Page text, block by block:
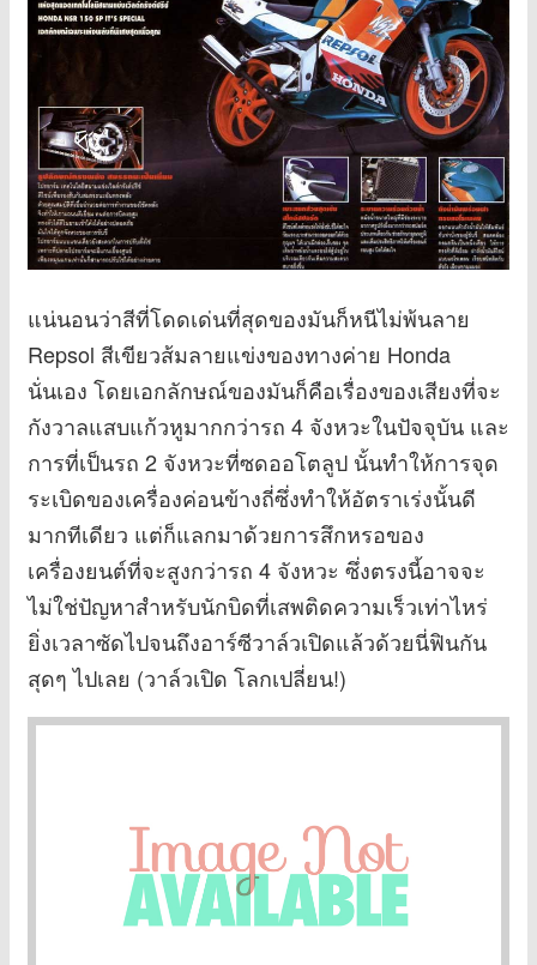
แน่นอนว่าสีที่โดดเด่นที่สุดของมันก็หนีไม่พ้นลาย
Repsol สีเขียวส้มลายแข่งของทางค่าย Honda
นั่นเอง โดยเอกลักษณ์ของมันก็คือเรื่องของเสียงที่จะ
กังวาลแสบแก้วหูมากกว่ารถ 4 จังหวะในปัจจุบัน และ
การที่เป็นรถ 2 จังหวะที่ซดออโตลูป นั้นทำให้การจุด
ระเบิดของเครื่องค่อนข้างถี่ซึ่งทำให้อัตราเร่งนั้นดี
มากทีเดียว แต่ก็แลกมาด้วยการสึกหรอของ
เครื่องยนต์ที่จะสูงกว่ารถ 4 จังหวะ ซึ่งตรงนี้อาจจะ
ไม่ใช่ปัญหาสำหรับนักบิดที่เสพติดความเร็วเท่าไหร่
ยิ่งเวลาซัดไปจนถึงอาร์ซีวาล์วเปิดแล้วด้วยนี่ฟินกัน
สุดๆ ไปเลย (วาล์วเปิด โลกเปลี่ยน!)